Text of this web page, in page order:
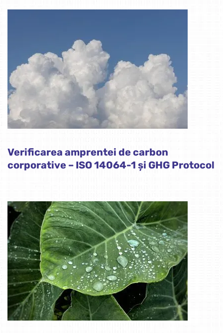
Verificarea amprentei de carbon
corporative – ISO 14064-1 și GHG Protocol